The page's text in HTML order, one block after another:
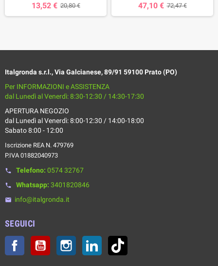
13,52 € 20,80 € 47,10 € 72,47 €
Italgronda s.r.l., Via Galcianese, 89/91 59100 Prato (PO)
Per INFORMAZIONI e ASSISTENZA
dal Lunedì al Venerdì: 8:30-12:30 / 14:30-17:30
APERTURA NEGOZIO
dal Lunedì al Venerdì: 8:00-12:30 / 14:00-18:00
Sabato 8:00 - 12:00
Iscrizione REA N. 479769
P.IVA 01882040973
phone Telefono: 0574 32767
phone Whatsapp: 3401820846
email info@italgronda.it
SEGUICI
Facebook YouTube Instagram LinkedIn